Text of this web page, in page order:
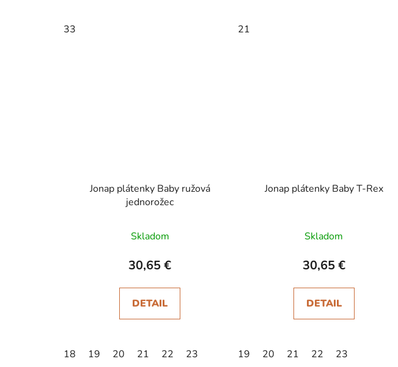
33 21
Jonap plátenky Baby ružová
jednorožec
Skladom
30,65 €
DETAIL
18 19 20 21 22 23
Jonap plátenky Baby T-Rex
Skladom
30,65 €
DETAIL
19 20 21 22 23